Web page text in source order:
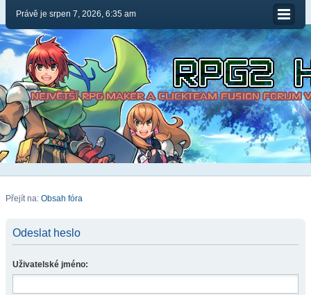
Právě je srpen 7, 2026, 6:35 am
Přejít na: Obsah fóra
Odeslat heslo
Uživatelské jméno: